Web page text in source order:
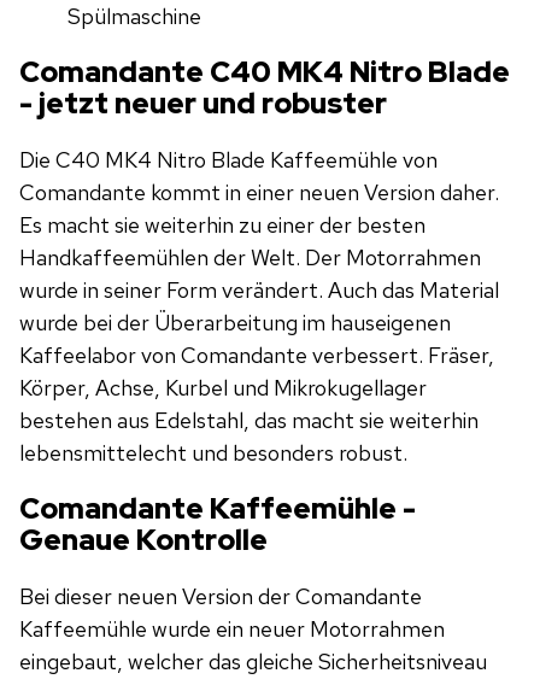
Spülmaschine
Comandante C40 MK4 Nitro Blade
- jetzt neuer und robuster
Die C40 MK4 Nitro Blade Kaffeemühle von
Comandante kommt in einer neuen Version daher.
Es macht sie weiterhin zu einer der besten
Handkaffeemühlen der Welt. Der Motorrahmen
wurde in seiner Form verändert. Auch das Material
wurde bei der Überarbeitung im hauseigenen
Kaffeelabor von Comandante verbessert. Fräser,
Körper, Achse, Kurbel und Mikrokugellager
bestehen aus Edelstahl, das macht sie weiterhin
lebensmittelecht und besonders robust.
Comandante Kaffeemühle -
Genaue Kontrolle
Bei dieser neuen Version der Comandante
Kaffeemühle wurde ein neuer Motorrahmen
eingebaut, welcher das gleiche Sicherheitsniveau